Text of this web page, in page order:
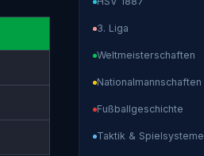
3. Liga
Weltmeisterschaften
Nationalmannschaften
Fußballgeschichte
Taktik & Spielsysteme